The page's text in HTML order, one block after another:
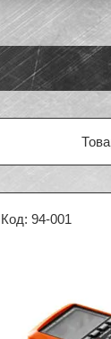
94-001